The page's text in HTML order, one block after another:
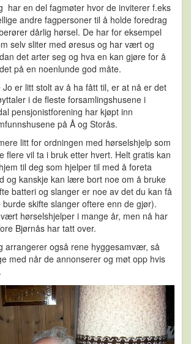
har en del fagmøter hvor de inviterer f.eks
andre fagpersoner til å holde foredrag
dårlig hørsel. De har for eksempel
selv sliter med øresus og har vært og
det arter seg og hva en kan gjøre for å
på en noenlunde god måte.
Jo er litt stolt av å ha fått til, er at nå er det
i de fleste forsamlingshusene i
pensjonistforening har kjøpt inn
på Å og Storås.
litt for ordningen med hørselshjelp som
flere vil ta i bruk etter hvert. Helt gratis kan
til deg som hjelper til med å foreta
og kanskje kan lære bort noe om å bruke
batteri og slanger er noe av det du kan få
burde skifte slanger oftere enn de gjør).
hørselshjelper i mange år, men nå har
Bjørnås har tatt over.
arrangerer også rene hyggesamvær, så
med når de annonserer og møt opp hvis